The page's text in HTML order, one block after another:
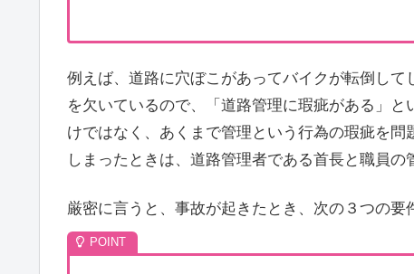
例えば、道路に穴ぼこがあってバイクが転倒し
を欠いているので、「道路管理に瑕疵がある」
けではなく、あくまで管理という行為の瑕疵を
しまったときは、道路管理者である首長と職員の
厳密に言うと、事故が起きたとき、次の３つの要